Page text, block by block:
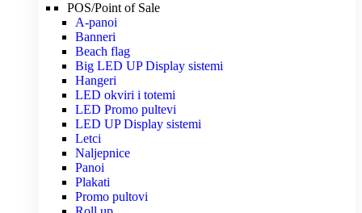
POS/Point of Sale
A-panoi
Banneri
Beach flag
Big LED UP Display sistemi
Hangeri
LED okviri i totemi
LED Promo pultevi
LED UP Display sistemi
Letci
Naljepnice
Panoi
Plakati
Promo pultovi